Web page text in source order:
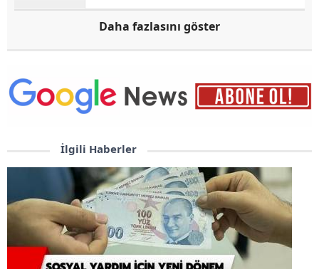
Daha fazlasını göster
İlgili Haberler